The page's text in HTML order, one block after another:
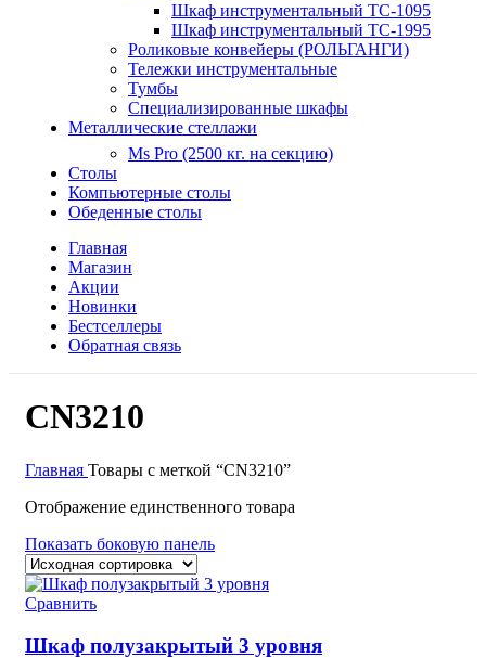
Шкаф инструментальный TC-1095
Шкаф инструментальный TC-1995
Роликовые конвейеры (РОЛЬГАНГИ)
Тележки инструментальные
Тумбы
Специализированные шкафы
Металлические стеллажи
Ms Pro (2500 кг. на секцию)
Столы
Компьютерные столы
Обеденные столы
Главная
Магазин
Акции
Новинки
Бестселлеры
Обратная связь
CN3210
Главная Товары с меткой “CN3210”
Отображение единственного товара
Показать боковую панель
Сравнить
Шкаф полузакрытый 3 уровня